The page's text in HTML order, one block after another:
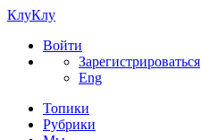
КлуКлу
Войти
Зарегистрироваться
Eng
Топики
Рубрики